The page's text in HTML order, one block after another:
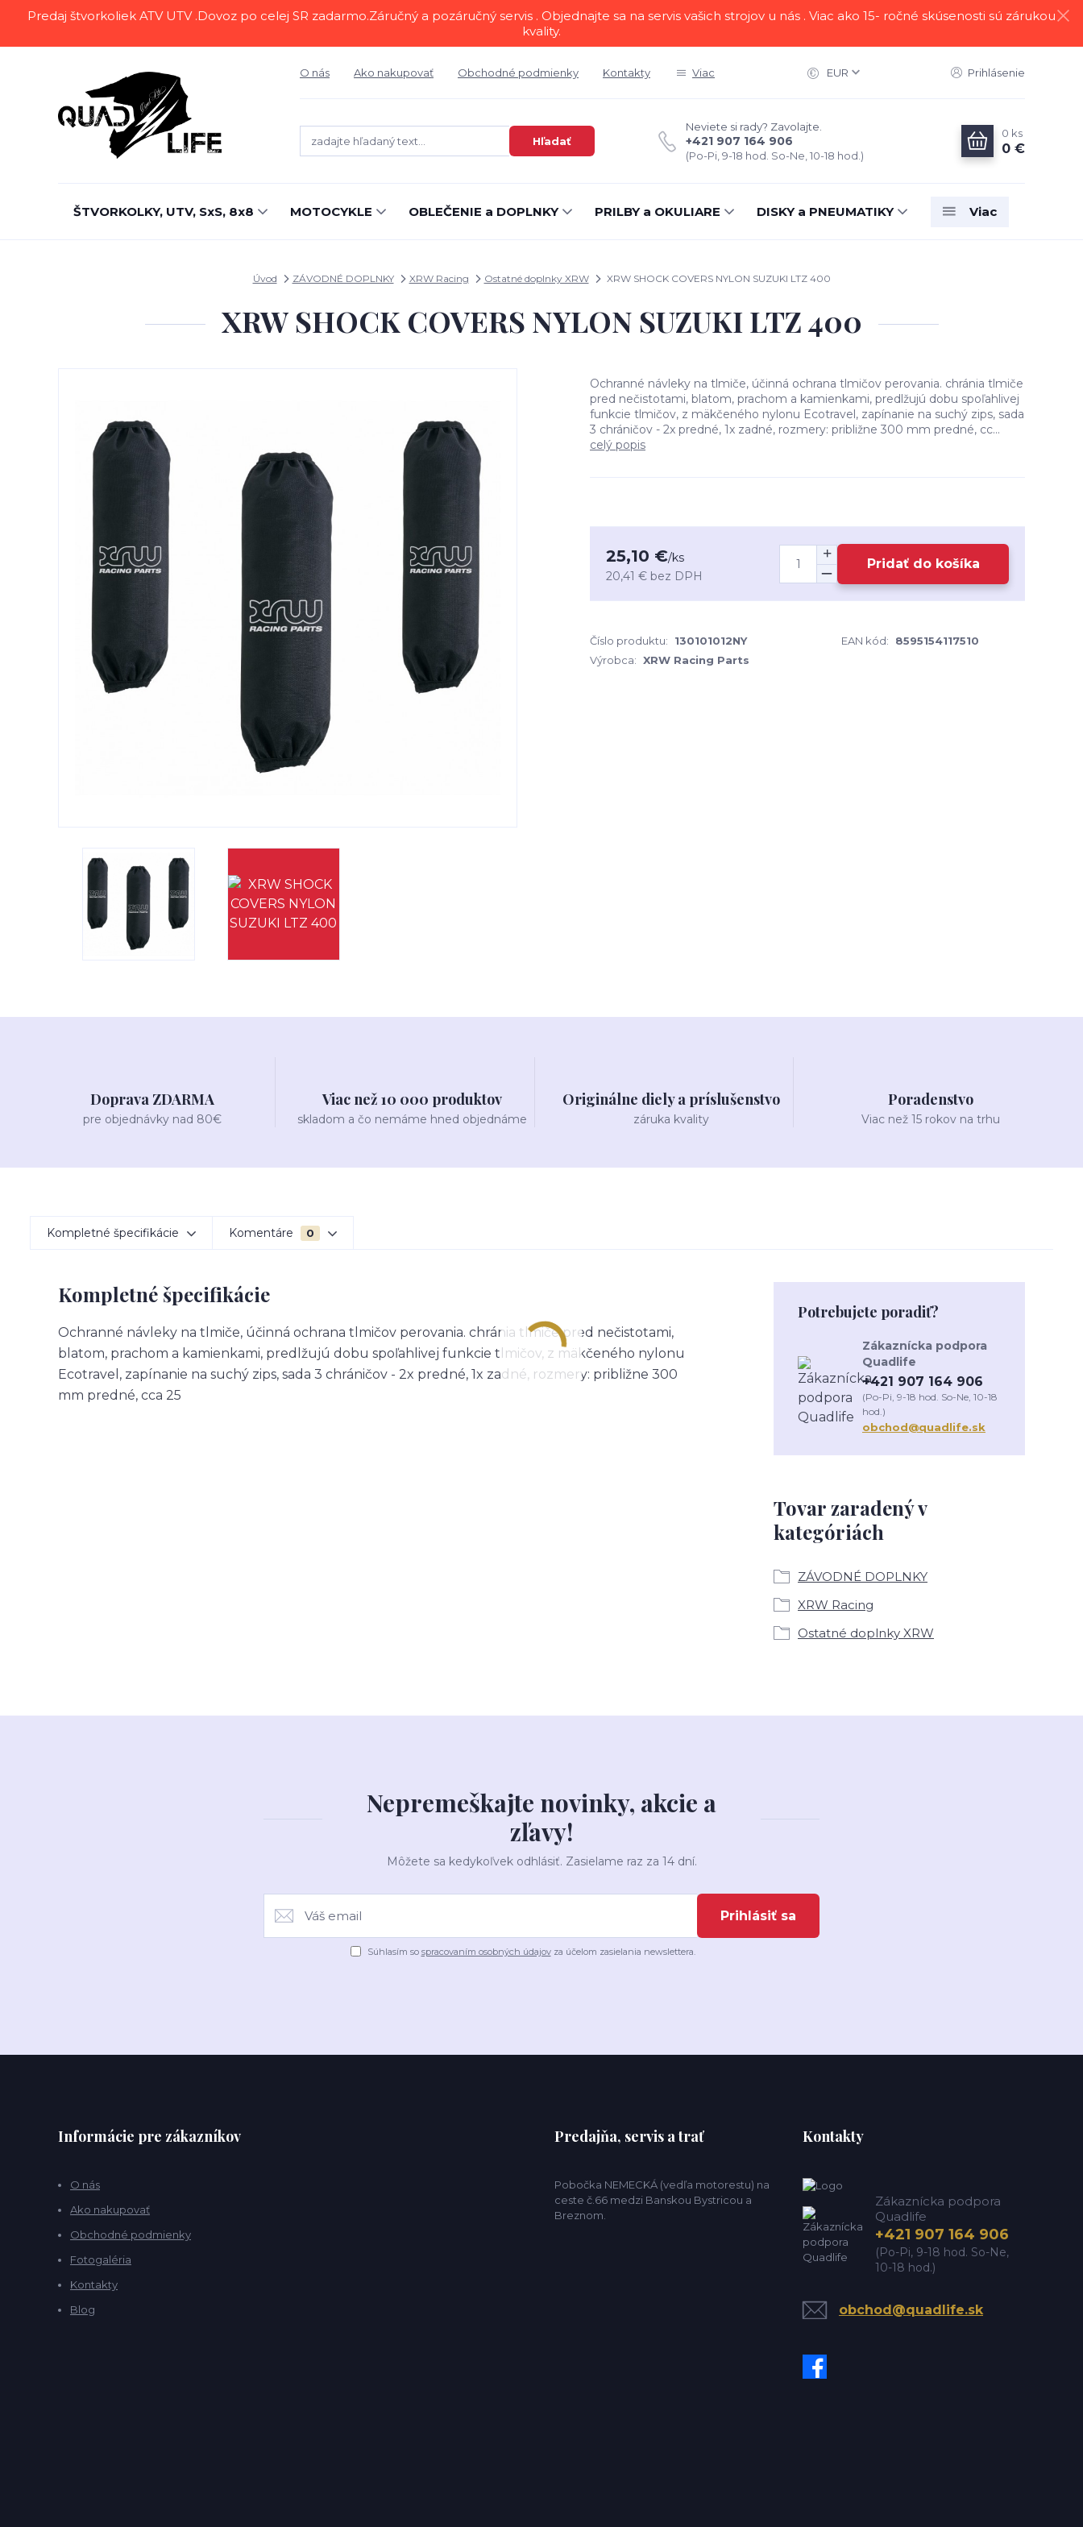
Predaj štvorkoliek ATV UTV .Dovoz po celej SR zadarmo.Záručný a pozáručný servis . Objednajte sa na servis vašich strojov u nás . Viac ako 15- ročné skúsenosti sú zárukou
kvality.
O nás Ako nakupovať Obchodné podmienky Kontakty Viac EUR Prihlásenie
Hľadať
Neviete si rady? Zavolajte.
+421 907 164 906
(Po-Pi, 9-18 hod. So-Ne, 10-18 hod.)
0 ks
0 €
ŠTVORKOLKY, UTV, SxS, 8x8 MOTOCYKLE OBLEČENIE a DOPLNKY PRILBY a OKULIARE DISKY a PNEUMATIKY Viac
Úvod ZÁVODNÉ DOPLNKY XRW Racing Ostatné doplnky XRW XRW SHOCK COVERS NYLON SUZUKI LTZ 400
XRW SHOCK COVERS NYLON SUZUKI LTZ 400
Ochranné návleky na tlmiče, účinná ochrana tlmičov perovania. chránia tlmiče
pred nečistotami, blatom, prachom a kamienkami, predlžujú dobu spoľahlivej
funkcie tlmičov, z mäkčeného nylonu Ecotravel, zapínanie na suchý zips, sada
3 chráničov - 2x predné, 1x zadné, rozmery: približne 300 mm predné, cc...
celý popis
25,10 €/ks
20,41 € bez DPH
Pridať do košíka
Číslo produktu: 130101012NY EAN kód:
8595154117510
Výrobca: XRW Racing Parts
Doprava ZDARMA
pre objednávky nad 80€
Viac než 10 000 produktov
skladom a čo nemáme hned objednáme
Originálne diely a príslušenstvo
záruka kvality
Poradenstvo
Viac než 15 rokov na trhu
Kompletné špecifikácie Komentáre 0
Kompletné špecifikácie
Ochranné návleky na tlmiče, účinná ochrana tlmičov perovania. chránia tlmiče pred nečistotami,
blatom, prachom a kamienkami, predlžujú dobu spoľahlivej funkcie tlmičov, z mäkčeného nylonu
Ecotravel, zapínanie na suchý zips, sada 3 chráničov - 2x predné, 1x zadné, rozmery: približne 300
mm predné, cca 25
Tovar zaradený v
kategóriách
ZÁVODNÉ DOPLNKY
XRW Racing
Ostatné doplnky XRW
Potrebujete poradiť?
Zákaznícka podpora
Quadlife
+421 907 164 906
(Po-Pi, 9-18 hod. So-Ne, 10-18
hod.)
obchod@quadlife.sk
Nepremeškajte novinky, akcie a
zľavy!
Môžete sa kedykoľvek odhlásiť. Zasielame raz za 14 dní.
Prihlásiť sa
Súhlasím so spracovaním osobných údajovza účelom zasielania newslettera.
Informácie pre zákazníkov
O nás
Ako nakupovať
Obchodné podmienky
Fotogaléria
Kontakty
Blog
Predajňa, servis a trať
Pobočka NEMECKÁ (vedľa motorestu) na
ceste č.66 medzi Banskou Bystricou a
Breznom.
Kontakty
Zákaznícka podpora
Quadlife
+421 907 164 906
(Po-Pi, 9-18 hod. So-Ne,
10-18 hod.)
obchod@quadlife.sk